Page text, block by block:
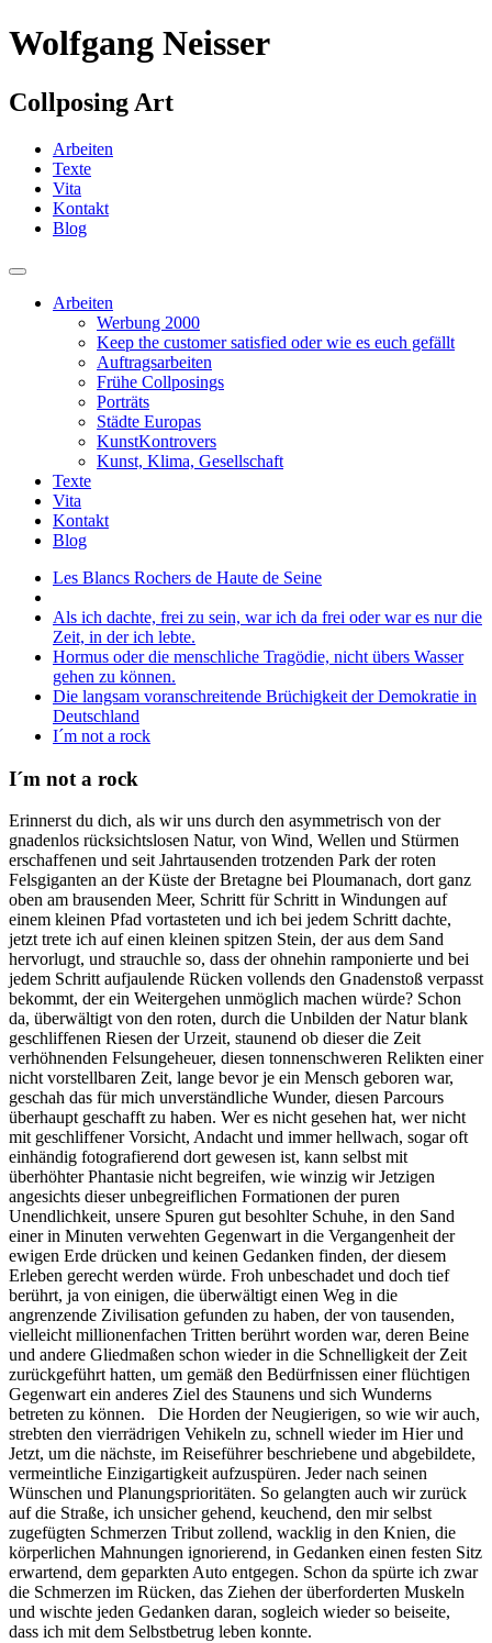
Wolfgang Neisser
Collposing Art
Arbeiten
Texte
Vita
Kontakt
Blog
Arbeiten
Werbung 2000
Keep the customer satisfied oder wie es euch gefällt
Auftragsarbeiten
Frühe Collposings
Porträts
Städte Europas
KunstKontrovers
Kunst, Klima, Gesellschaft
Texte
Vita
Kontakt
Blog
Les Blancs Rochers de Haute de Seine
Als ich dachte, frei zu sein, war ich da frei oder war es nur die
Zeit, in der ich lebte.
Hormus oder die menschliche Tragödie, nicht übers Wasser
gehen zu können.
Die langsam voranschreitende Brüchigkeit der Demokratie in
Deutschland
I´m not a rock
I´m not a rock
Erinnerst du dich, als wir uns durch den asymmetrisch von der
gnadenlos rücksichtslosen Natur, von Wind, Wellen und Stürmen
erschaffenen und seit Jahrtausenden trotzenden Park der roten
Felsgiganten an der Küste der Bretagne bei Ploumanach, dort ganz
oben am brausenden Meer, Schritt für Schritt in Windungen auf
einem kleinen Pfad vortasteten und ich bei jedem Schritt dachte,
jetzt trete ich auf einen kleinen spitzen Stein, der aus dem Sand
hervorlugt, und strauchle so, dass der ohnehin ramponierte und bei
jedem Schritt aufjaulende Rücken vollends den Gnadenstoß verpasst
bekommt, der ein Weitergehen unmöglich machen würde? Schon
da, überwältigt von den roten, durch die Unbilden der Natur blank
geschliffenen Riesen der Urzeit, staunend ob dieser die Zeit
verhöhnenden Felsungeheuer, diesen tonnenschweren Relikten einer
nicht vorstellbaren Zeit, lange bevor je ein Mensch geboren war,
geschah das für mich unverständliche Wunder, diesen Parcours
überhaupt geschafft zu haben. Wer es nicht gesehen hat, wer nicht
mit geschliffener Vorsicht, Andacht und immer hellwach, sogar oft
einhändig fotografierend dort gewesen ist, kann selbst mit
überhöhter Phantasie nicht begreifen, wie winzig wir Jetzigen
angesichts dieser unbegreiflichen Formationen der puren
Unendlichkeit, unsere Spuren gut besohlter Schuhe, in den Sand
einer in Minuten verwehten Gegenwart in die Vergangenheit der
ewigen Erde drücken und keinen Gedanken finden, der diesem
Erleben gerecht werden würde. Froh unbeschadet und doch tief
berührt, ja von einigen, die überwältigt einen Weg in die
angrenzende Zivilisation gefunden zu haben, der von tausenden,
vielleicht millionenfachen Tritten berührt worden war, deren Beine
und andere Gliedmaßen schon wieder in die Schnelligkeit der Zeit
zurückgeführt hatten, um gemäß den Bedürfnissen einer flüchtigen
Gegenwart ein anderes Ziel des Staunens und sich Wunderns
betreten zu können. Die Horden der Neugierigen, so wie wir auch,
strebten den vierrädrigen Vehikeln zu, schnell wieder im Hier und
Jetzt, um die nächste, im Reiseführer beschriebene und abgebildete,
vermeintliche Einzigartigkeit aufzuspüren. Jeder nach seinen
Wünschen und Planungsprioritäten. So gelangten auch wir zurück
auf die Straße, ich unsicher gehend, keuchend, den mir selbst
zugefügten Schmerzen Tribut zollend, wacklig in den Knien, die
körperlichen Mahnungen ignorierend, in Gedanken einen festen Sitz
erwartend, dem geparkten Auto entgegen. Schon da spürte ich zwar
die Schmerzen im Rücken, das Ziehen der überforderten Muskeln
und wischte jeden Gedanken daran, sogleich wieder so beiseite,
dass ich mit dem Selbstbetrug leben konnte.